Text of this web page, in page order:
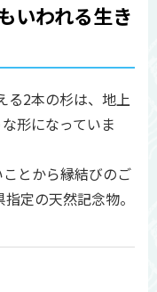
いわれる生き
る2本の杉は、地上
形になっていま
とから縁結びのご
定の天然記念物。